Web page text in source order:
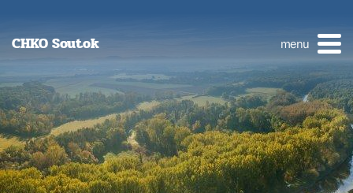
CHKO Soutok menu